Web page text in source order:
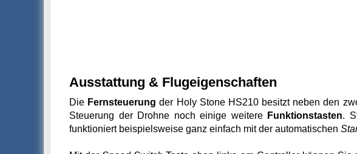
Ausstattung & Flugeigenschaften
Die Fernsteuerung der Holy Stone HS210 besitzt neben den
Steuerung der Drohne noch einige weitere Funktionstasten.
funktioniert beispielsweise ganz einfach mit der automatischen